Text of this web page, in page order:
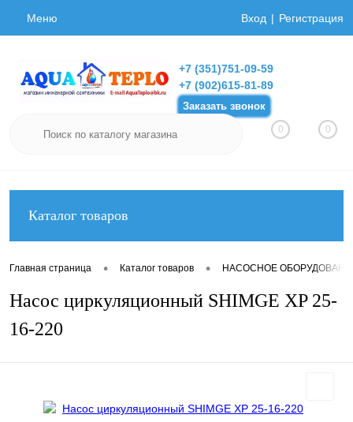
Меню Вход Регистрация
+7 (351)751-09-59
+7 (902)615-81-89
Заказать звонок
0 0
Каталог товаров
Главная страница • Каталог товаров • НАСОСНОЕ
Насос циркуляционный SHIMGE XP 25-
16-220